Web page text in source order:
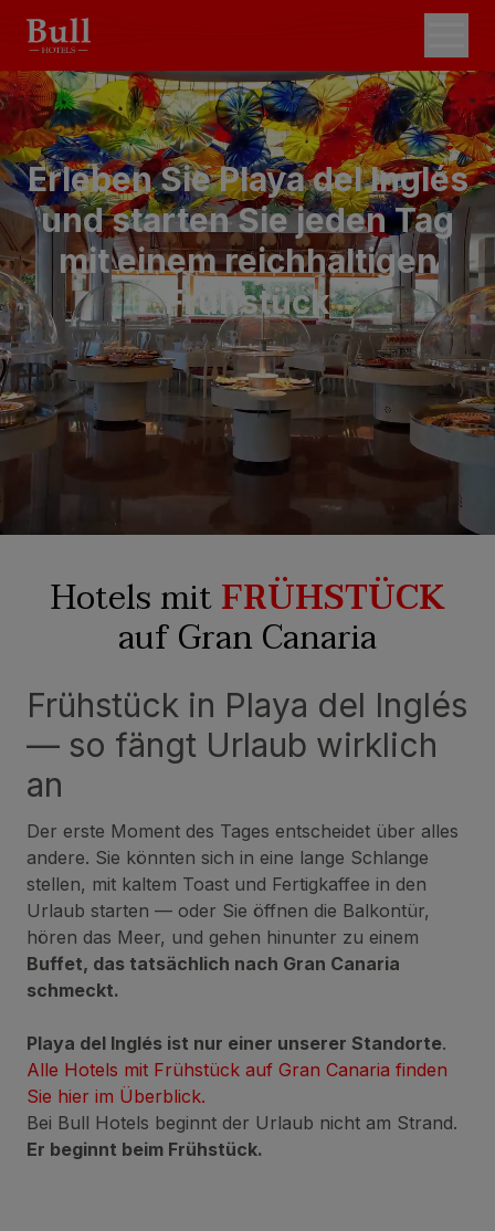
Erleben Sie Playa del Inglés
und starten Sie jeden Tag
mit einem reichhaltigen
Frühstück
Hotels mitFRÜHSTÜCK
auf Gran Canaria
Frühstück in Playa del Inglés
— so fängt Urlaub wirklich
an
Der erste Moment des Tages entscheidet über alles
andere. Sie könnten sich in eine lange Schlange
stellen, mit kaltem Toast und Fertigkaffee in den
Urlaub starten — oder Sie öffnen die Balkontür,
hören das Meer, und gehen hinunter zu einem
Buffet, das tatsächlich nach Gran Canaria
schmeckt.
Playa del Inglés ist nur einer unserer Standorte.
Alle Hotels mit Frühstück auf Gran Canaria finden
Sie hier im Überblick.
Bei Bull Hotels beginnt der Urlaub nicht am Strand.
Er beginnt beim Frühstück.